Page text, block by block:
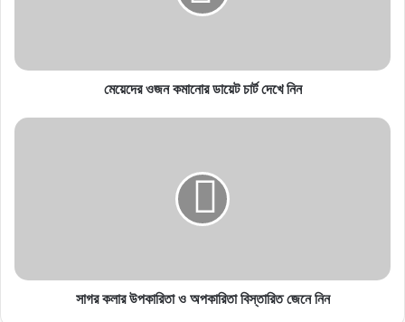
মেয়েদের ওজন কমানোর ডায়েট চার্ট দেখে নিন
সাগর কলার উপকারিতা ও অপকারিতা বিস্তারিত জেনে নিন